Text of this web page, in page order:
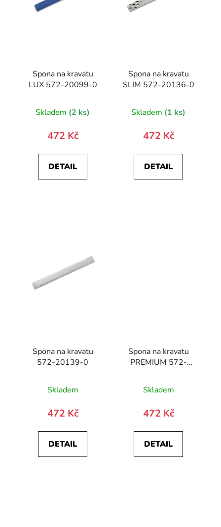
Spona na kravatu
LUX 572-20099-0
Skladem (2 ks)
472 Kč
DETAIL
Spona na kravatu
SLIM 572-20136-0
Skladem (1 ks)
472 Kč
DETAIL
Spona na kravatu
572-20139-0
Skladem
472 Kč
DETAIL
Spona na kravatu
PREMIUM 572-
Skladem
472 Kč
DETAIL